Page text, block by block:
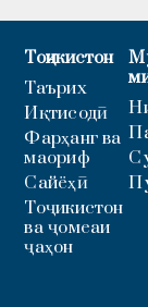
Тоҷикистон
Таърих
Иқтисодӣ
Фарҳанг ва
маориф
Сайёҳӣ
Тоҷикистон
ва ҷомеаи
ҷаҳон